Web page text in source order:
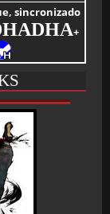
sincronizado
+